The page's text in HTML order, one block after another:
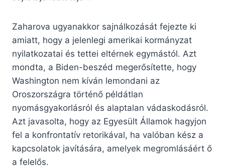
Zaharova ugyanakkor sajnálkozását fejezte ki
amiatt, hogy a jelenlegi amerikai kormányzat
nyilatkozatai és tettei eltérnek egymástól. Azt
mondta, a Biden-beszéd megerősítette, hogy
Washington nem kíván lemondani az
Oroszországra történő példátlan
nyomásgyakorlásról és alaptalan vádaskodásról.
Azt javasolta, hogy az Egyesült Államok hagyjon
fel a konfrontatív retorikával, ha valóban kész a
kapcsolatok javítására, amelyek megromlásáért ő
a felelős.